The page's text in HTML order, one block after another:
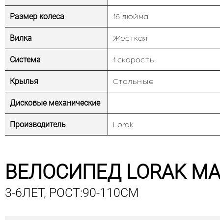
Размер колеса 16 дюйма
Вилка Жесткая
Система 1 скорость
Крылья Стальные
Дисковые механические
Производитель Lorak
ВЕЛОСИПЕД LORAK
3-6ЛЕТ, РОСТ:90-110СМ